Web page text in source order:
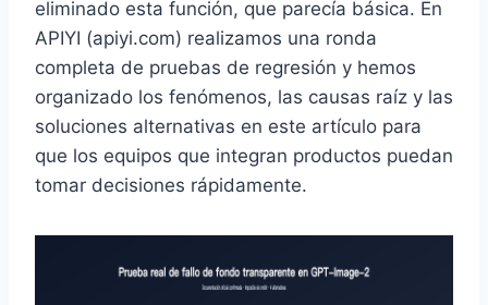
eliminado esta función, que parecía básica. En
APIYI (apiyi.com) realizamos una ronda
completa de pruebas de regresión y hemos
organizado los fenómenos, las causas raíz y las
soluciones alternativas en este artículo para
que los equipos que integran productos puedan
tomar decisiones rápidamente.